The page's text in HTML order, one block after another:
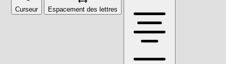
Curseur Espacement des lettres